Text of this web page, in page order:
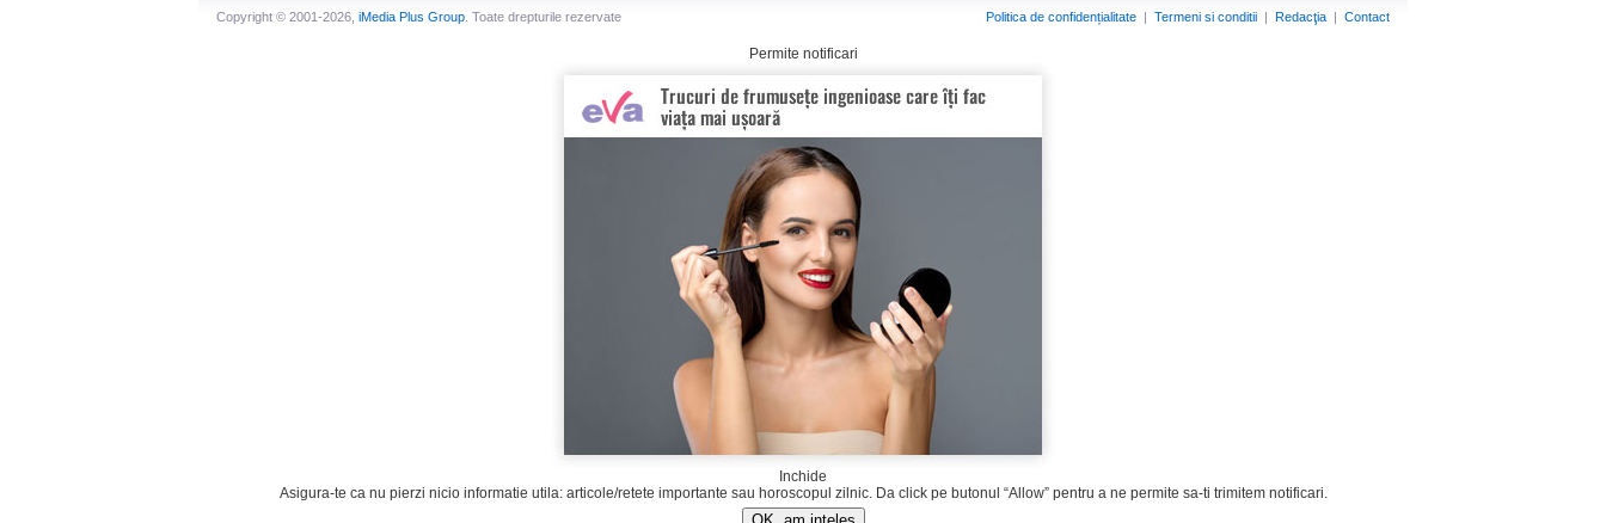
Copyright © 2001-2026, iMedia Plus Group . Toate drepturile rezervate Politica de confidențialitate | Termeni si conditii | Redacţia | Contact
Permite notificari
Inchide
Asigura-te ca nu pierzi nicio informatie utila: articole/retete importante sau horoscopul zilnic. Da click pe butonul “Allow” pentru a ne permite sa-ti trimitem notificari.